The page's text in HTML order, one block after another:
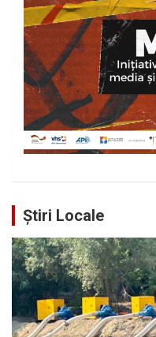
Știri Locale